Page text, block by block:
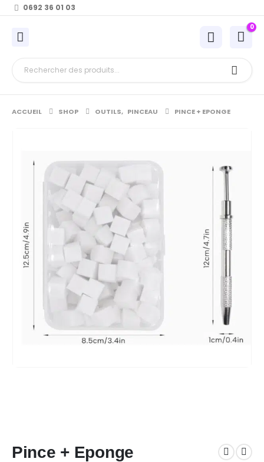
0692 36 01 03
0
ACCUEIL SHOP OUTILS, PINCEAU PINCE + EPONGE
Pince + Eponge